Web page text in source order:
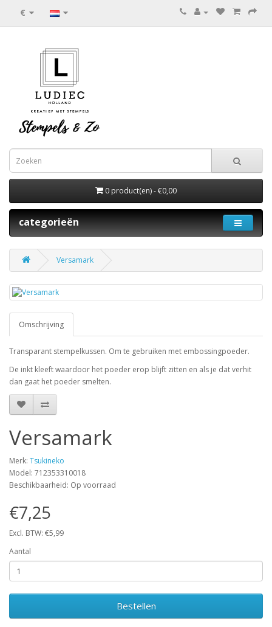
€
0 product(en) - €0,00
categorieën
Versamark
Omschrijving
Transparant stempelkussen. Om te gebruiken met embossingpoeder.
De inkt kleeft waardoor het poeder erop blijft zitten en als je dat verhit
dan gaat het poeder smelten.
Versamark
Merk: Tsukineko
Model: 712353310018
Beschikbaarheid: Op voorraad
€7,25
Excl. BTW: €5,99
Aantal
Bestellen